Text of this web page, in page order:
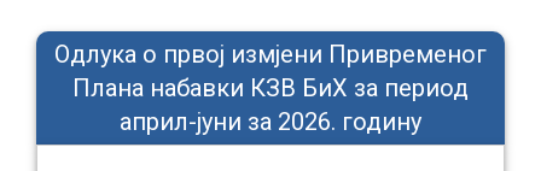
Одлука о првој измјени Привременог
Плана набавки КЗВ БиХ за период
април-јуни за 2026. годину